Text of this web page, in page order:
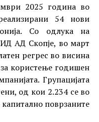
2025 година во
54 нови
Со одлука на
АД Скопје, во март
регрес во висина
користење годишен
Групацијата
од кои 2.234 се во
капитално поврзаните